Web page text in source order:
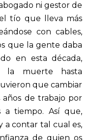
ni gestor de
tío que lleva más
con cables,
que la gente daba
en esta década,
la muerte hasta
que cambiar
de trabajo por
a tiempo. Así que,
a contar tal cual es,
de quien os